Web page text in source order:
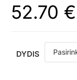
52.70 €
DYDIS